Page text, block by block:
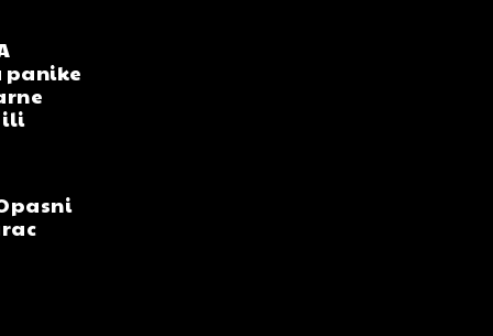
panike
ili